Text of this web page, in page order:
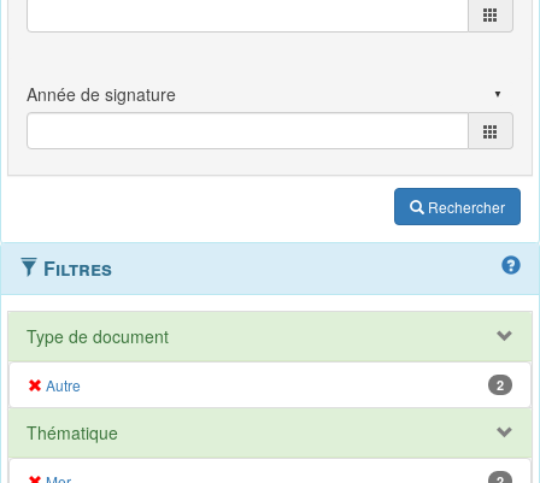
Rechercher
Filtres
Type de document
Autre 2
Thématique